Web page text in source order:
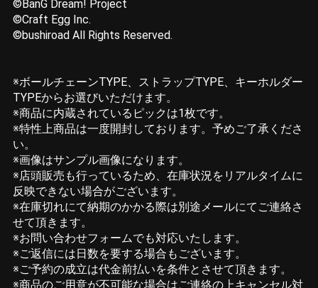
©BanG Dream! Project
©Craft Egg Inc.
©bushiroad All Rights Reserved.
※ボールチェーンTYPE、ストラップTYPE、キーホルダー
TYPEからお選びいただけます。
※商品に内蔵されているピックは1枚です。
※特性上商品は一度開封しております。予めご了承くださ
い。
※画像はサンプル画像になります。
※店頭販売も行っているため、在庫状況をリアルタイムに
反映できない場合がございます。
※在庫切れにて納期のかかる際は別途メールにてご連絡さ
せて頂きます。
※お問い合わせフォームでも対応いたします。
※ご返信には日数を要する場合もございます。
※ご予約の成立は代金前払いを条件とさせて頂きます。
※商品のご用意が不可能な場合はご連絡の上キャンセル対